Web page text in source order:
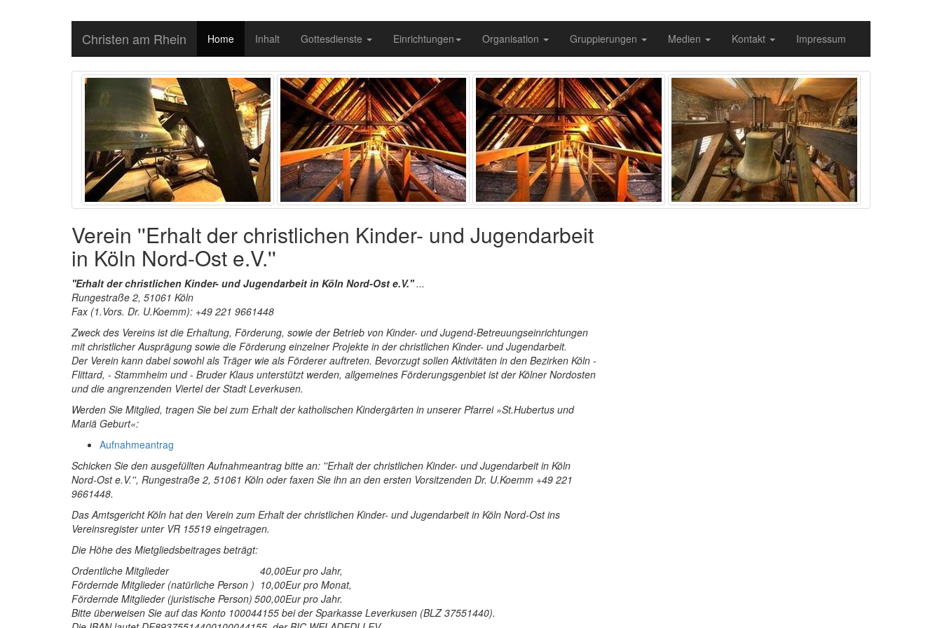
Christen am Rhein Home Inhalt Gottesdienste Einrichtungen Organisation Gruppierungen Medien Kontakt Impressum
Verein ''Erhalt der christlichen Kinder- und Jugendarbeit
in Köln Nord-Ost e.V.''
''Erhalt der christlichen Kinder- und Jugendarbeit in Köln Nord-Ost e.V.''...
Rungestraße 2, 51061 Köln
Fax (1.Vors. Dr. U.Koemm): +49 221 9661448
Zweck des Vereins ist die Erhaltung, Förderung, sowie der Betrieb von Kinder- und Jugend-Betreuungseinrichtungen
mit christlicher Ausprägung sowie die Förderung einzelner Projekte in der christlichen Kinder- und Jugendarbeit.
Der Verein kann dabei sowohl als Träger wie als Förderer auftreten. Bevorzugt sollen Aktivitäten in den Bezirken Köln -
Flittard, - Stammheim und - Bruder Klaus unterstützt werden, allgemeines Förderungsgenbiet ist der Kölner Nordosten
und die angrenzenden Viertel der Stadt Leverkusen.
Werden Sie Mitglied, tragen Sie bei zum Erhalt der katholischen Kindergärten in unserer Pfarrei »St.Hubertus und
Mariä Geburt«:
Aufnahmeantrag
Schicken Sie den ausgefüllten Aufnahmeantrag bitte an: ''Erhalt der christlichen Kinder- und Jugendarbeit in Köln
Nord-Ost e.V.'', Rungestraße 2, 51061 Köln oder faxen Sie ihn an den ersten Vorsitzenden Dr. U.Koemm +49 221
9661448.
Das Amtsgericht Köln hat den Verein zum Erhalt der christlichen Kinder- und Jugendarbeit in Köln Nord-Ost ins
Vereinsregister unter VR 15519 eingetragen.
Die Höhe des Mietgliedsbeitrages beträgt:
Ordentliche Mitglieder
40,00Eur pro Jahr,
Fördernde Mitglieder (natürliche Person ) 10,00Eur pro Monat,
Fördernde Mitglieder (juristische Person) 500,00Eur pro Jahr.
Bitte überweisen Sie auf das Konto 100044155 bei der Sparkasse Leverkusen (BLZ 37551440).